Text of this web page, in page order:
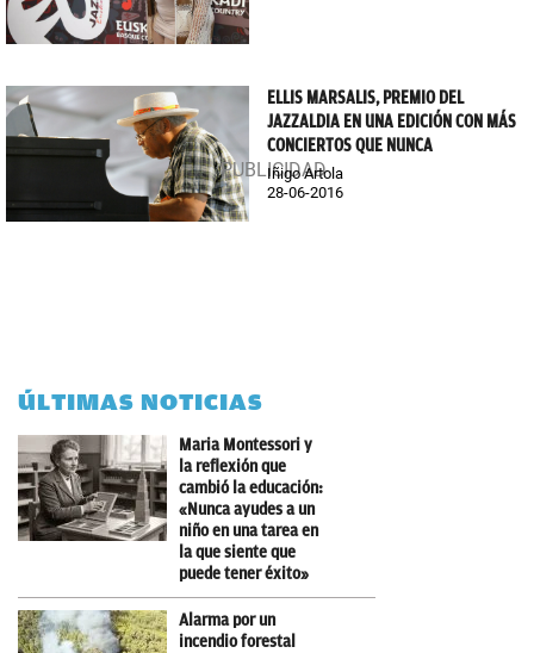
ELLIS MARSALIS, PREMIO DEL
JAZZALDIA EN UNA EDICIÓN CON MÁS
CONCIERTOS QUE NUNCA
Iñigo Artola
28-06-2016
ÚLTIMAS NOTICIAS
Maria Montessori y
la reflexión que
cambió la educación:
«Nunca ayudes a un
niño en una tarea en
la que siente que
puede tener éxito»
Alarma por un
incendio forestal